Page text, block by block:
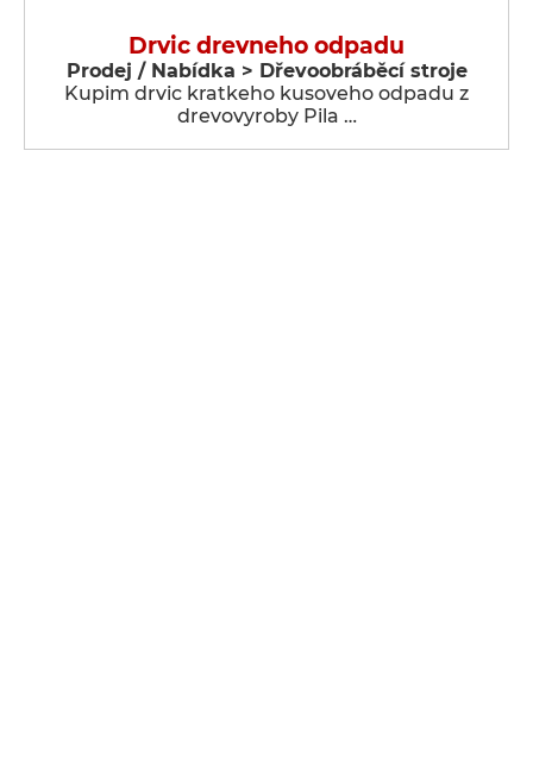
Drvic drevneho odpadu
Prodej / Nabídka > Dřevoobráběcí stroje
Kupim drvic kratkeho kusoveho odpadu z
drevovyroby Pila …